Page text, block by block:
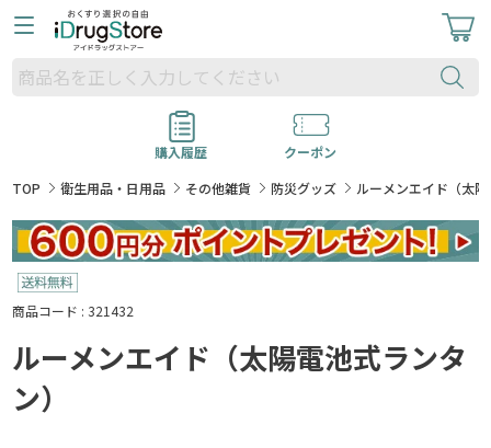
購入履歴
クーポン
TOP
衛生用品・日用品 その他雑貨 防災グッズ ルーメンエイド（太
商品コード : 321432
ルーメンエイド（太陽電池式ランタ
ン）